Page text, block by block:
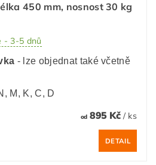
450 mm, nosnost 30 kg
- 3-5 dnů
- lze objednat také včetně
M, K, C, D
od895 Kč / ks
DETAIL